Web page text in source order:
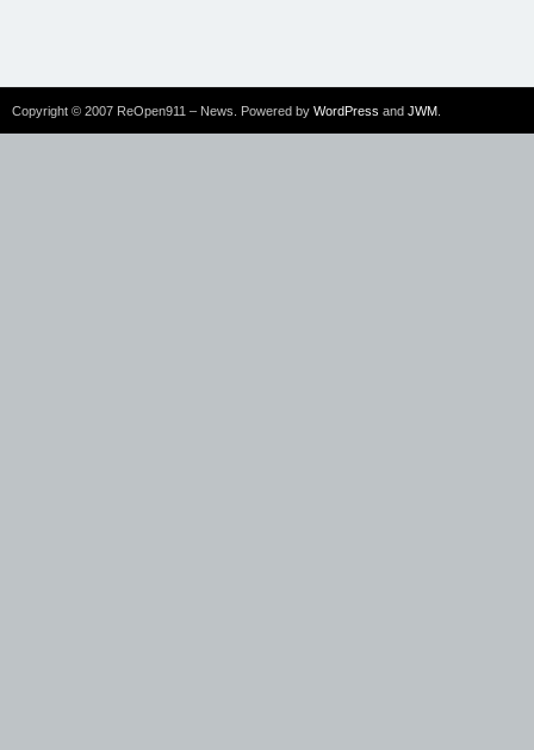
Copyright © 2007 ReOpen911 – News. Powered by WordPress and JWM